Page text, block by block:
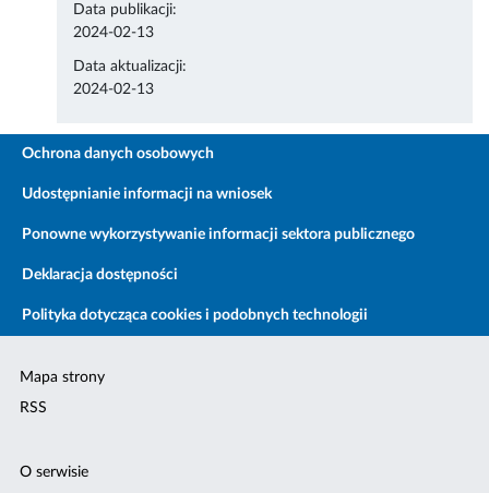
Data publikacji:
2024-02-13
Data aktualizacji:
2024-02-13
Ochrona danych osobowych
Udostępnianie informacji na wniosek
Ponowne wykorzystywanie informacji sektora publicznego
Deklaracja dostępności
Polityka dotycząca cookies i podobnych technologii
Mapa strony
RSS
O serwisie